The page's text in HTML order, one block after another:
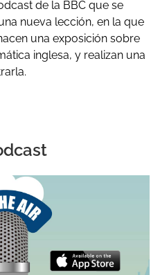
de la BBC que se
nueva lección, en la que
una exposición sobre
inglesa, y realizan una